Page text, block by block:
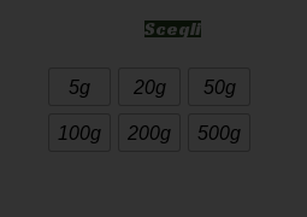
Scegli
5g 20g 50g
100g 200g 500g